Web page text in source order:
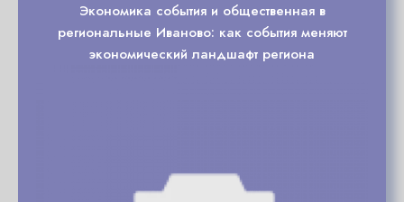
Экономика события и общественная в
региональные Иваново: как события меняют
экономический ландшафт региона